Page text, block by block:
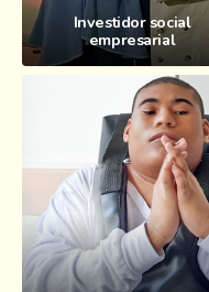
Investidor social
empresarial